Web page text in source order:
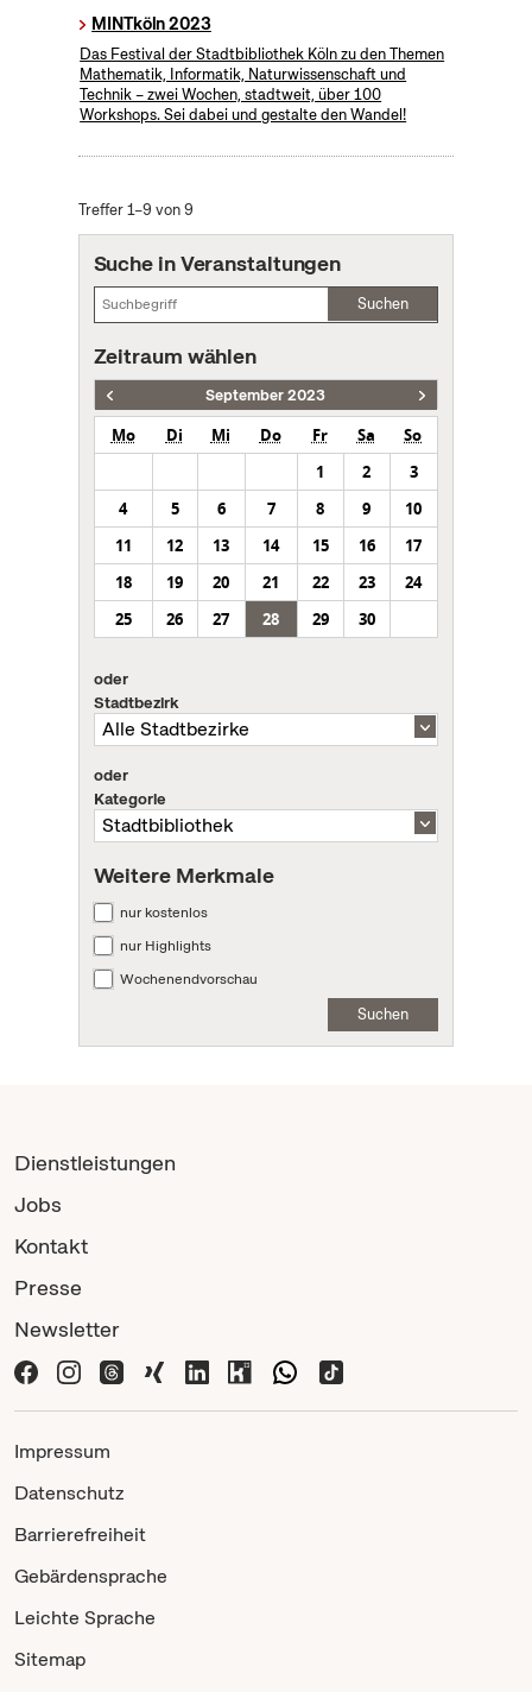
MINTköln 2023
Das Festival der Stadtbibliothek Köln zu den Themen
Mathematik, Informatik, Naturwissenschaft und
Technik – zwei Wochen, stadtweit, über 100
Workshops. Sei dabei und gestalte den Wandel!
Treffer 1–9 von 9
Suche in Veranstaltungen
Suchen
Zeitraum wählen
September 2023
Mo Di Mi Do Fr Sa
So
1
2
3
4
5 6 7 8 9
10
11
12 13 14 15 16
17
18
19 20 21 22 23
24
25
26 27 28 29 30
oder
Stadtbezirk
oder
Kategorie
Weitere Merkmale
nur kostenlos
nur Highlights
Wochenendvorschau
Suchen
Dienstleistungen
Jobs
Kontakt
Presse
Newsletter
Impressum
Datenschutz
Barrierefreiheit
Gebärdensprache
Leichte Sprache
Sitemap